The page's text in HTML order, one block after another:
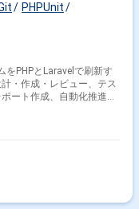
PHPUnit
・作成・レビュー、テス
ート作成、自動化推進ま